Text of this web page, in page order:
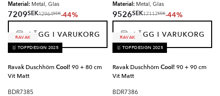
Material: Metal, Glas
7209SEK12964SEK-44%
LÄGG I VARUKORG
Material: Metal, Glas
9526SEK17117SEK-44%
LÄGG I VARUKORG
RAVAK
🥇 TOPPDESIGN 2025
Ravak Duschhörn Cool! 90 + 80 cm
Vit Matt
BDR7385
RAVAK
🥇 TOPPDESIGN 2025
Ravak Duschhörn Cool! 90 + 90 cm
Vit Matt
BDR7386